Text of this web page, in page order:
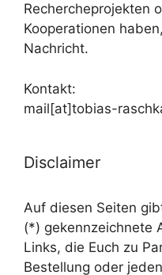
Rechercheprojekten
Kooperationen
Nachricht.
Kontakt:
mail[at]tobias-
Disclaimer
Auf diesen Seiten
(*) gekennzeichnete
Links, die Euch zu
Bestellung oder